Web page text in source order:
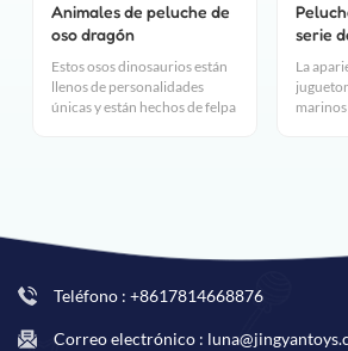
Animales de peluche de
oso dragón
personalizados
Estos osos dinosaurios están
llenos de personalidades
únicas y están hechos de felpa
serie
marinos
La
Teléfono : +8617814668876
Correo electrónico :